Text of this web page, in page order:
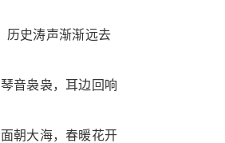
历史涛声渐渐远去
琴音袅袅，耳边回响
面朝大海，春暖花开